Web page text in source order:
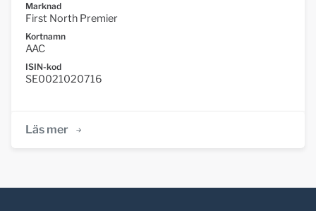
Marknad
First North Premier
Kortnamn
AAC
ISIN-kod
SE0021020716
Läs mer